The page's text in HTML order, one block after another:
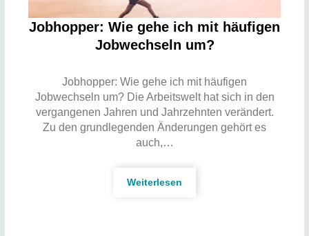
Jobhopper: Wie gehe ich mit häufigen
Jobwechseln um?
Jobhopper: Wie gehe ich mit häufigen
Jobwechseln um? Die Arbeitswelt hat sich in den
vergangenen Jahren und Jahrzehnten verändert.
Zu den grundlegenden Änderungen gehört es
auch,…
Weiterlesen